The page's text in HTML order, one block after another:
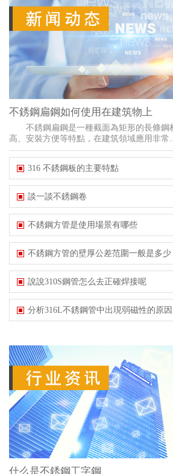
不銹鋼扁鋼如何使用在建筑物上
不銹鋼扁鋼是一種截面為矩形的長條鋼
高、安裝方便等特點，在建筑領域應用非常
316 不銹鋼板的主要特點
談一談不銹鋼卷
不銹鋼方管是使用場景有哪些
不銹鋼方管的壁厚公差范圍一般是多少
說說310S鋼管怎么去正確焊接呢
分析316L不銹鋼管中出現弱磁性的原因
什么是不銹鋼工字鋼